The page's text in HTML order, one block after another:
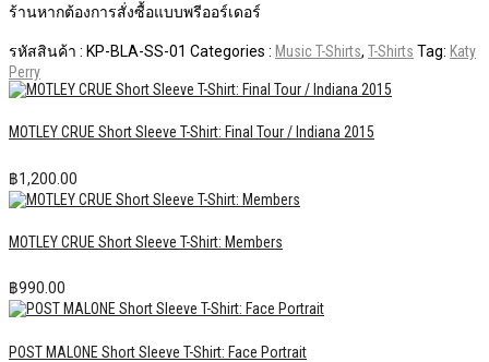
ร้านหากต้องการสั่งซื้อแบบพรีออร์เดอร์
รหัสสินค้า : KP-BLA-SS-01 Categories : Music T-Shirts, T-Shirts Tag: Katy
Perry
MOTLEY CRUE Short Sleeve T-Shirt: Final Tour / Indiana 2015
฿1,200.00
MOTLEY CRUE Short Sleeve T-Shirt: Members
฿990.00
POST MALONE Short Sleeve T-Shirt: Face Portrait